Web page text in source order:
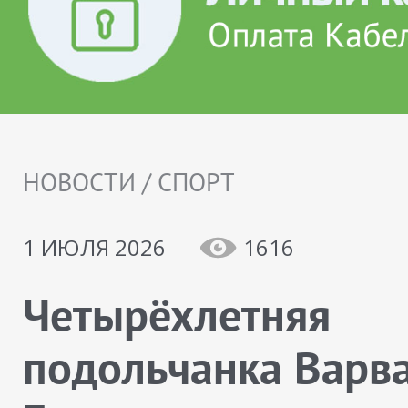
НОВОСТИ / СПОРТ
1 ИЮЛЯ 2026 1616
Четырёхлетняя
подольчанка